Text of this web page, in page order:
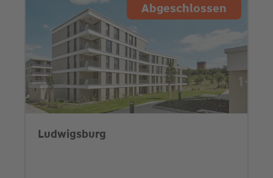
Abgeschlossen
Ludwigsburg